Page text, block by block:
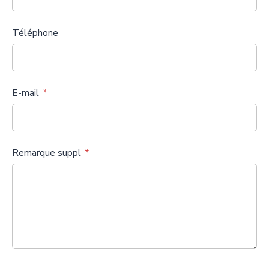
Téléphone
E-mail
Remarque suppl